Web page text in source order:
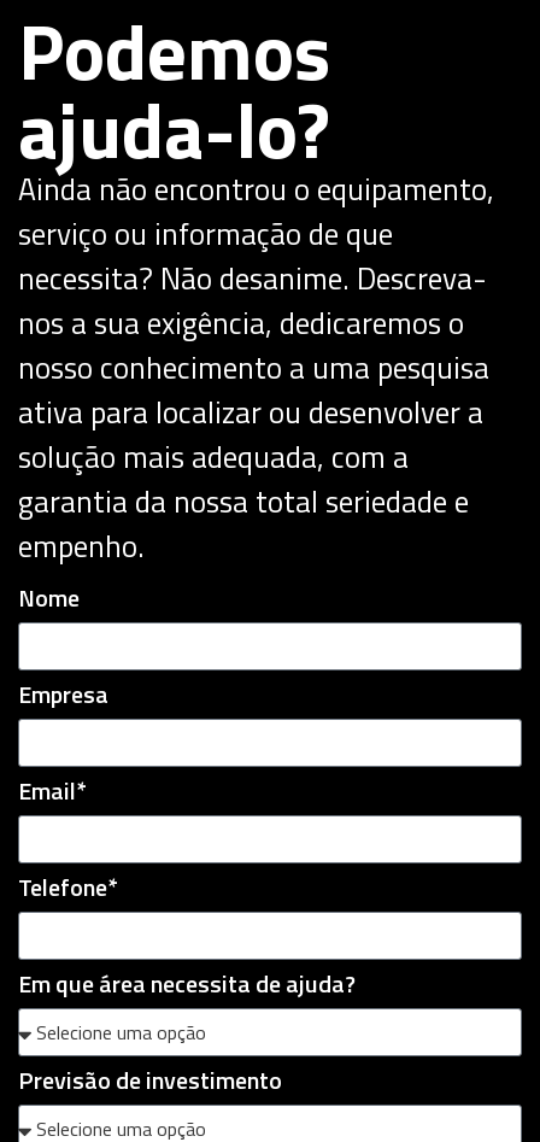
Podemos
ajuda-lo?
Ainda não encontrou o equipamento,
serviço ou informação de que
necessita? Não desanime. Descreva-
nos a sua exigência, dedicaremos o
nosso conhecimento a uma pesquisa
ativa para localizar ou desenvolver a
solução mais adequada, com a
garantia da nossa total seriedade e
empenho.
Nome
Empresa
Email*
Telefone*
Em que área necessita de ajuda?
Previsão de investimento